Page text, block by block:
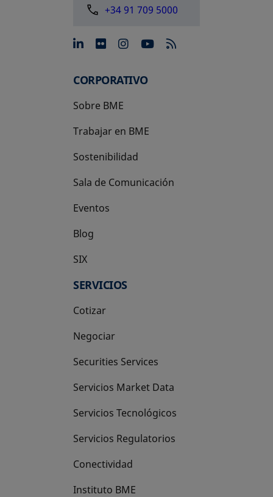
+34 91 709 5000
se abre en una pestaña
se abre en una pestaña
se abre en una
se abre en una
CORPORATIVO
Sobre BME
Trabajar en BME
Sostenibilidad
Sala de Comunicación
Eventos
Blog
SIX
se abre en una pestaña nueva
SERVICIOS
Cotizar
Negociar
Securities Services
Servicios Market Data
Servicios Tecnológicos
Servicios Regulatorios
Conectividad
Instituto BME
se abre en una pestaña nueva